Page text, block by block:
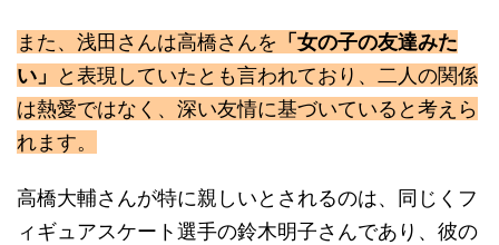
また、浅田さんは高橋さんを 「女の子の友達みた
い」
と表現していたとも言われており、二人の関係
は熱愛ではなく、深い友情に基づいていると考えら
れます。
高橋大輔さんが特に親しいとされるのは、同じくフ
ィギュアスケート選手の鈴木明子さんであり、彼の